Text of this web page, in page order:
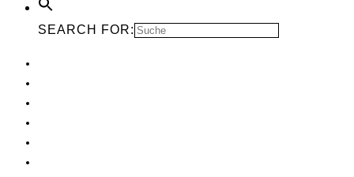
SEARCH FOR: